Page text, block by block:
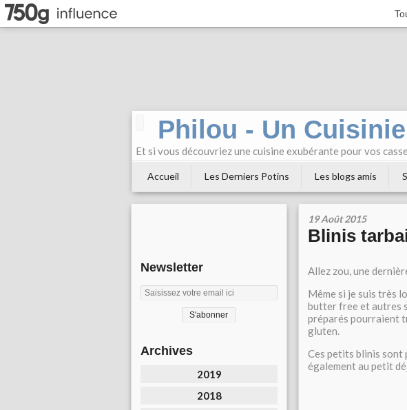
Philou - Un
Et si vous découvriez une cuisine exubérante pour vos
Accueil Les Derniers Potins Les blogs amis
Newsletter
Archives
2019
2018
19 Août 2015
Blinis
Allez zou, une
Même si je suis très
butter free et autres
préparés pourraient
gluten.
Ces petits blinis sont
également au petit